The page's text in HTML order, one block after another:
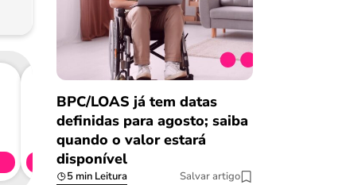
BPC/LOAS já tem datas
definidas para agosto; saiba
quando o valor estará
disponível
5 min Leitura Salvar artigo